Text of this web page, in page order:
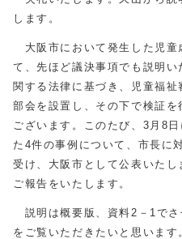
します。
大阪市において発生した児童
て、先ほど議決事項でも説明
関する法律に基づき、児童福
部会を設置し、その下で検証
ございます。このたび、3月8
た4件の事例について、市長に
受け、大阪市として公表いた
ご報告をいたします。
説明は概要版、資料2－1でさ
をご覧いただきたいと思います